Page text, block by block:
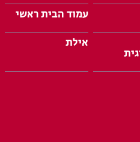
עמוד הבית ראשי
אילת